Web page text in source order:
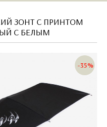
ЗОНТ С ПРИНТОМ
С БЕЛЫМ
-35%